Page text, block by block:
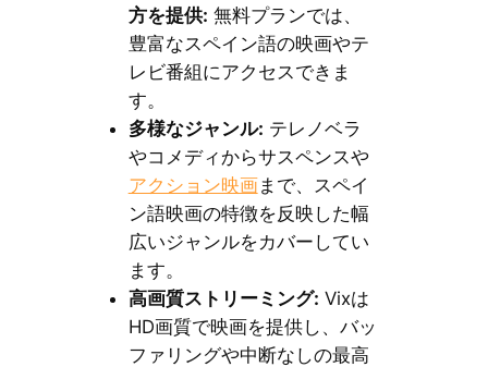
方を提供: 無料プランでは、
豊富なスペイン語の映画やテ
レビ番組にアクセスできま
す。
多様なジャンル: テレノベラ
やコメディからサスペンスや
アクション映画まで、スペイ
ン語映画の特徴を反映した幅
広いジャンルをカバーしてい
ます。
高画質ストリーミング: Vixは
HD画質で映画を提供し、バッ
ファリングや中断なしの最高